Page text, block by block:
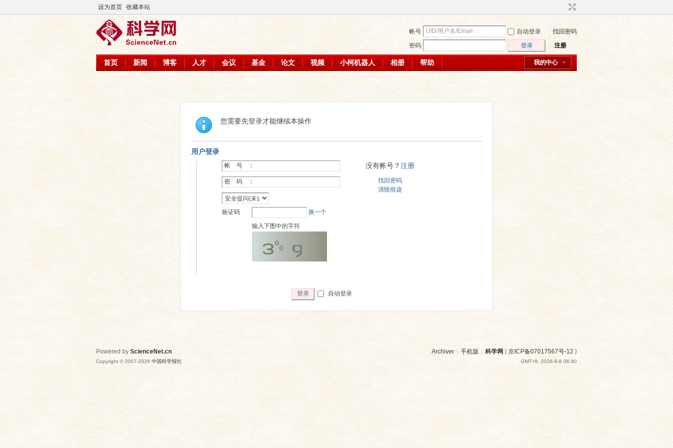
设为首页 收藏本站
帐号 自动登录
找回密码
密码
登录 注册
我的中心
首页 新闻 博客 人才 会议 基金 论文 视频 小柯机器人 相册 帮助
您需要先登录才能继续本操作
用户登录
帐 号 ：
密 码 ：
验证码
换一个
输入下图中的字符
没有帐号？注册
找回密码
清除痕迹
登录 自动登录
Archiver | 手机版 | 科学网 ( 京ICP备07017567号-12 )
GMT+8, 2026-8-8 06:40
Powered by ScienceNet.cn
Copyright © 2007-2026 中国科学报社